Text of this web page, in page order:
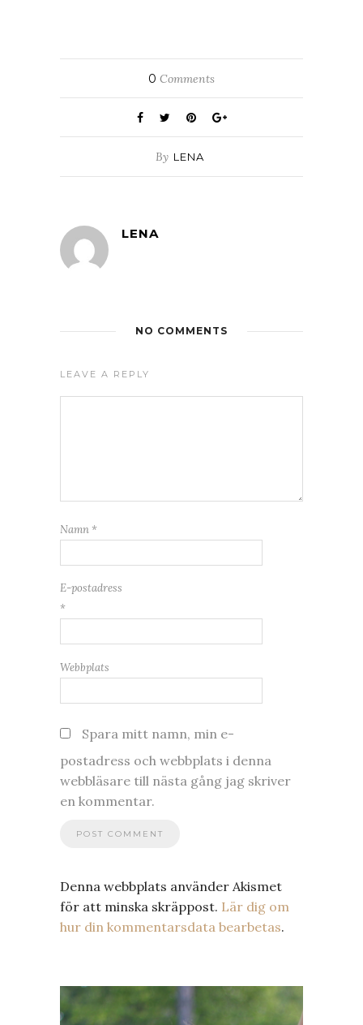
0 Comments
By LENA
LENA
NO COMMENTS
LEAVE A REPLY
Namn *
E-postadress
*
Webbplats
Spara mitt namn, min e-
postadress och webbplats i denna
webbläsare till nästa gång jag skriver
en kommentar.
Denna webbplats använder Akismet
för att minska skräppost. Lär dig om
hur din kommentarsdata bearbetas.